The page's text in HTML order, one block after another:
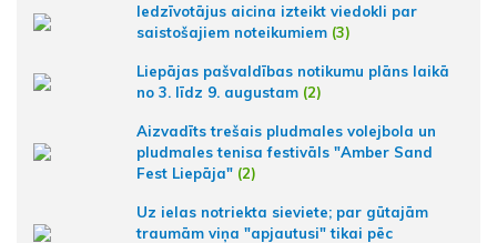
Iedzīvotājus aicina izteikt viedokli par
saistošajiem noteikumiem (3)
Liepājas pašvaldības notikumu plāns laikā
no 3. līdz 9. augustam (2)
Aizvadīts trešais pludmales volejbola un
pludmales tenisa festivāls "Amber Sand
Fest Liepāja" (2)
Uz ielas notriekta sieviete; par gūtajām
traumām viņa "apjautusi" tikai pēc